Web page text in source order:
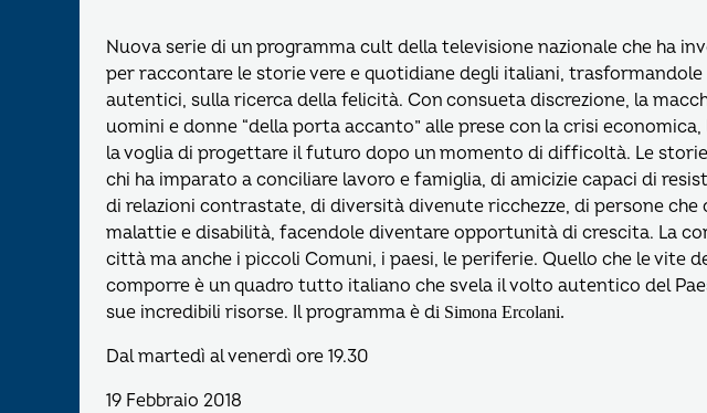
Nuova serie di un programma cult della televisione nazionale che ha
per raccontare le storie vere e quotidiane degli italiani,
autentici, sulla ricerca della felicità. Con consueta discrezione, la
uomini e donne “della porta accanto” alle prese con la crisi
la voglia di progettare il futuro dopo un momento di difficoltà. Le
chi ha imparato a conciliare lavoro e famiglia, di amicizie capaci di
di relazioni contrastate, di diversità divenute ricchezze, di persone che
malattie e disabilità, facendole diventare opportunità di crescita. La
città ma anche i piccoli Comuni, i paesi, le periferie. Quello che le vite
comporre è un quadro tutto italiano che svela il volto autentico del
sue incredibili risorse. Il programma è di Simona Ercolani.
Dal martedì al venerdì ore 19.30
19 Febbraio 2018